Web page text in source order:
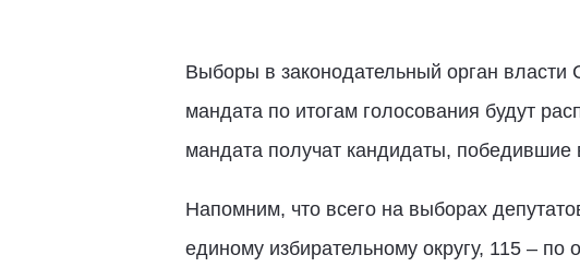
Выборы в законодательный орган власти
мандата по итогам голосования будут
мандата получат кандидаты,
Напомним, что всего на выборах
единому избирательному округу, 115 –